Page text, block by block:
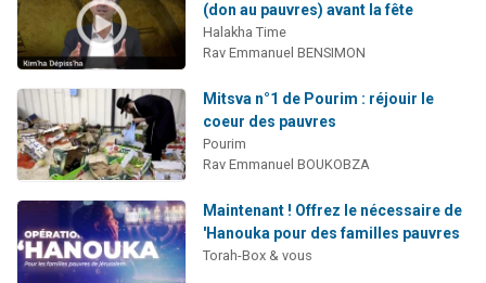
(don au pauvres) avant la fête
Halakha Time
Rav Emmanuel BENSIMON
Mitsva n°1 de Pourim : réjouir le
coeur des pauvres
Pourim
Rav Emmanuel BOUKOBZA
Maintenant ! Offrez le nécessaire de
'Hanouka pour des familles pauvres
Torah-Box & vous